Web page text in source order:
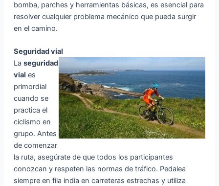
bomba, parches y herramientas básicas, es esencial para
resolver cualquier problema mecánico que pueda surgir
en el camino.
Seguridad vial
La seguridad
vial es
primordial
cuando se
practica el
ciclismo en
grupo. Antes
de comenzar
la ruta, asegúrate de que todos los participantes
conozcan y respeten las normas de tráfico. Pedalea
siempre en fila india en carreteras estrechas y utiliza